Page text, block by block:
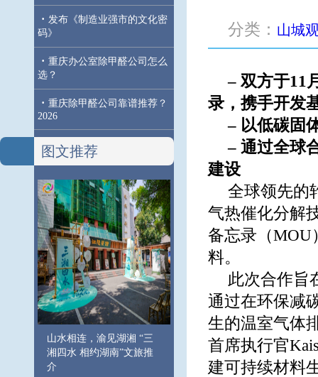
· 发布《制造业强市的文化密
码》
· 重庆办公室除甲醛公司怎么
选？
· 重庆除甲醛公司靠谱推荐？
2026
图文推荐
山水相连，渝见湖湘 “三
湘四水 相约湖南”文旅推
介
分类： 山城
– 双方于11
录，携手开发
– 以低碳固
– 通过全球
建设
全球领先的
气热催化分解
备忘录（MOU
料。
此次合作旨
通过在环保减
生的温室气体
首席执行官
建可持续材料